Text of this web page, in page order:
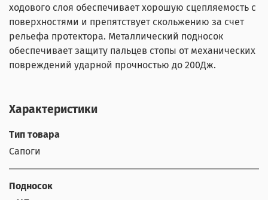
ходового слоя обеспечивает хорошую сцепляемость с
поверхностями и препятствует скольжению за счет
рельефа протектора. Металлический подносок
обеспечивает защиту пальцев стопы от механических
повреждений ударной прочностью до 200Дж.
Характеристики
Тип товара
Сапоги
Подносок